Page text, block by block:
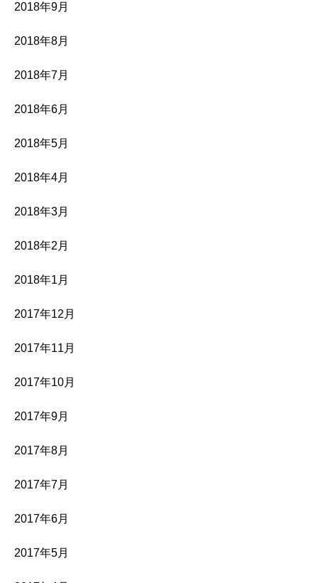
2018年9月
2018年8月
2018年7月
2018年6月
2018年5月
2018年4月
2018年3月
2018年2月
2018年1月
2017年12月
2017年11月
2017年10月
2017年9月
2017年8月
2017年7月
2017年6月
2017年5月